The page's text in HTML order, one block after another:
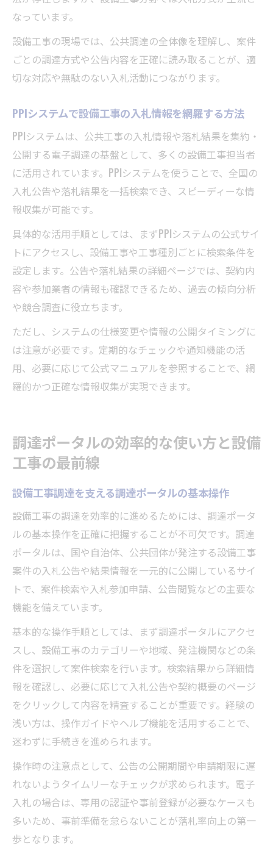
の見方
なっています。
設備工事の現場では、公共調達の全体像を理解し、案件
ごとの調達方式や公告内容を正確に読み取ることが、適
切な対応や無駄のない入札活動につながります。
PPIシステムで設備工事の入札情報を網羅する方法
PPIシステムは、公共工事の入札情報や落札結果を集約・
公開する電子調達の基盤として、多くの設備工事担当者
に活用されています。PPIシステムを使うことで、全国の
入札公告や落札結果を一括検索でき、スピーディーな情
報収集が可能です。
具体的な活用手順としては、まずPPIシステムの公式サイ
トにアクセスし、設備工事や工事種別ごとに検索条件を
設定します。公告や落札結果の詳細ページでは、契約内
容や参加業者の情報も確認できるため、過去の傾向分析
や競合調査に役立ちます。
ただし、システムの仕様変更や情報の公開タイミングに
は注意が必要です。定期的なチェックや通知機能の活
用、必要に応じて公式マニュアルを参照することで、網
羅的かつ正確な情報収集が実現できます。
調達ポータルの効率的な使い方と設備
工事の最前線
設備工事調達を支える調達ポータルの基本操作
設備工事の調達を効率的に進めるためには、調達ポータ
ルの基本操作を正確に把握することが不可欠です。調達
ポータルは、国や自治体、公共団体が発注する設備工事
案件の入札公告や結果情報を一元的に公開しているサイ
トで、案件検索や入札参加申請、公告閲覧などの主要な
機能を備えています。
基本的な操作手順としては、まず調達ポータルにアクセ
スし、設備工事のカテゴリーや地域、発注機関などの条
件を選択して案件検索を行います。検索結果から詳細情
報を確認し、必要に応じて入札公告や契約概要のページ
をクリックして内容を精査することが重要です。経験の
浅い方は、操作ガイドやヘルプ機能を活用することで、
迷わずに手続きを進められます。
操作時の注意点として、公告の公開期間や申請期限に遅
れないようタイムリーなチェックが求められます。電子
入札の場合は、専用の認証や事前登録が必要なケースも
多いため、事前準備を怠らないことが落札率向上の第一
歩となります。